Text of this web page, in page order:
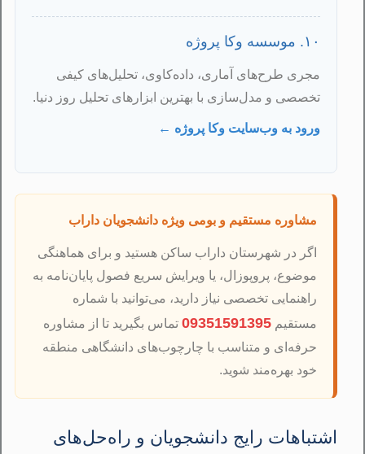
۱۰. موسسه وکا پروژه
مجری طرح‌های آماری، داده‌کاوی، تحلیل‌های کیفی
تخصصی و مدل‌سازی با بهترین ابزارهای تحلیل روز دنیا.
ورود به وب‌سایت وکا پروژه ←
مشاوره مستقیم و بومی ویژه دانشجویان داراب
اگر در شهرستان داراب ساکن هستید و برای هماهنگی
موضوع، پروپوزال، یا ویرایش سریع فصول پایان‌نامه به
راهنمایی تخصصی نیاز دارید، می‌توانید با شماره
مستقیم 09351591395 تماس بگیرید تا از مشاوره
حرفه‌ای و متناسب با چارچوب‌های دانشگاهی منطقه
خود بهره‌مند شوید.
اشتباهات رایج دانشجویان و راه‌حل‌های